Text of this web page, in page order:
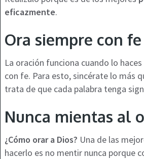
eficazmente.
Ora siempre con fe
La oración funciona cuando lo
con fe. Para esto, sincérate lo más
trata de que cada palabra tenga
Nunca mientas al
¿Cómo orar a Dios? Una de las
hacerlo es no mentir nunca porque